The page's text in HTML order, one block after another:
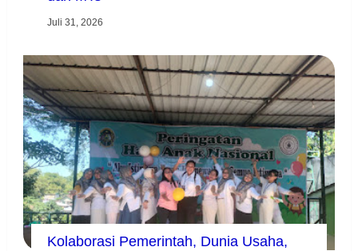
Juli 31, 2026
Kolaborasi Pemerintah, Dunia Usaha,